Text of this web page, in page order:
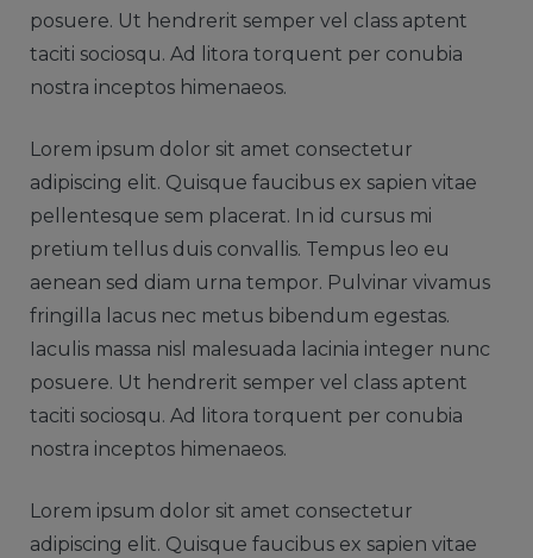
posuere. Ut hendrerit semper vel class aptent
taciti sociosqu. Ad litora torquent per conubia
nostra inceptos himenaeos.
Lorem ipsum dolor sit amet consectetur
adipiscing elit. Quisque faucibus ex sapien vitae
pellentesque sem placerat. In id cursus mi
pretium tellus duis convallis. Tempus leo eu
aenean sed diam urna tempor. Pulvinar vivamus
fringilla lacus nec metus bibendum egestas.
Iaculis massa nisl malesuada lacinia integer nunc
posuere. Ut hendrerit semper vel class aptent
taciti sociosqu. Ad litora torquent per conubia
nostra inceptos himenaeos.
Lorem ipsum dolor sit amet consectetur
adipiscing elit. Quisque faucibus ex sapien vitae